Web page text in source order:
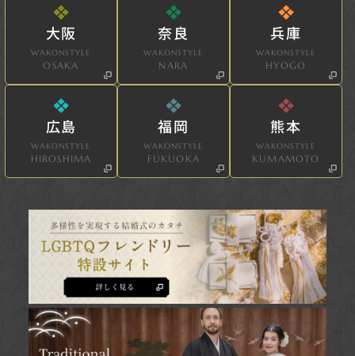
大阪
WAKONSTYLE
OSAKA
奈良
WAKONSTYLE
NARA
兵庫
WAKONSTYLE
HYOGO
広島
WAKONSTYLE
HIROSHIMA
福岡
WAKONSTYLE
FUKUOKA
熊本
WAKONSTYLE
KUMAMOTO